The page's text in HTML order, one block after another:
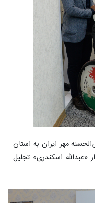
مهر ایران به استان
«عبدالله اسکندری» تجلیل